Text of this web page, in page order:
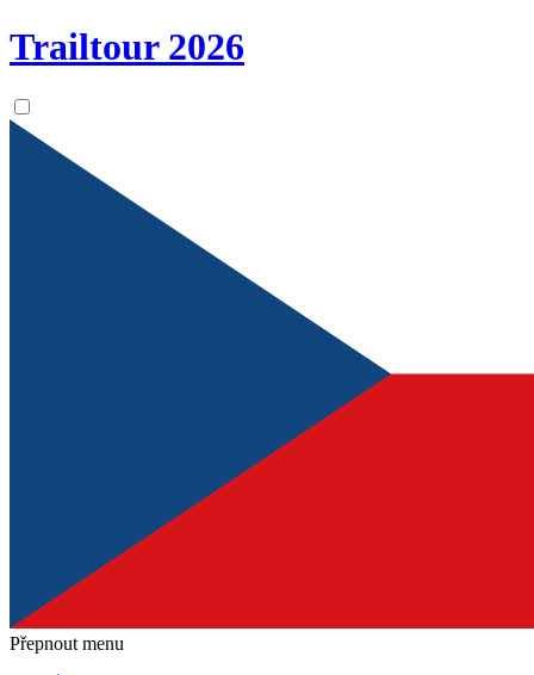
Trailtour 2026
Přepnout menu